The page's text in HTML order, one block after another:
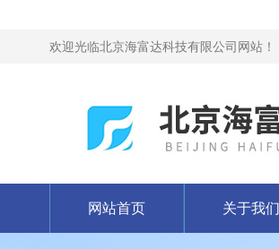
欢迎光临北京海富达科技有限公司网站！
网站首页 关于我们